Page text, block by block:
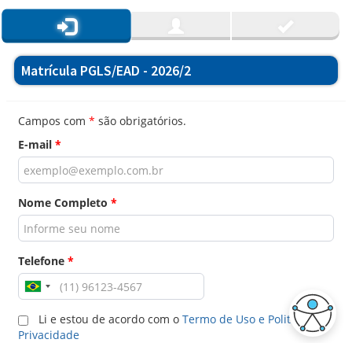
Matrícula PGLS/EAD - 2026/2
Campos com * são obrigatórios.
E-mail *
Nome Completo *
Telefone *
Li e estou de acordo com o Termo de Uso e Politica de
Privacidade